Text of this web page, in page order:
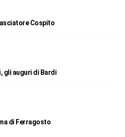
Cospito
gli auguri di Bardi
di Ferragosto